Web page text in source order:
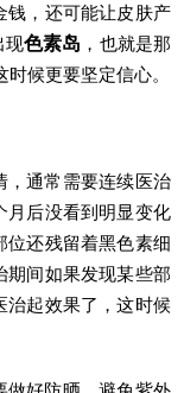
钱，还可能让皮肤产
现色素岛 ，也就是那
候更要坚定信心。
，通常需要连续医治
月后没看到明显变化
位还残留着黑色素细
期间如果发现某些部
治起效果了，这时候